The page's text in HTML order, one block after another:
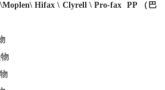
Hifax \ Clyrell \ Pro-fax PP （巴